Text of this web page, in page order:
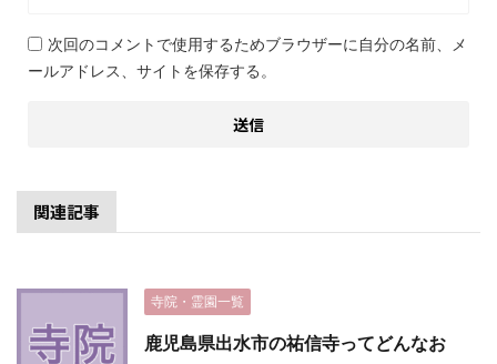
次回のコメントで使用するためブラウザーに自分の名前、メ
ールアドレス、サイトを保存する。
関連記事
寺院・霊園一覧
鹿児島県出水市の祐信寺ってどんなお